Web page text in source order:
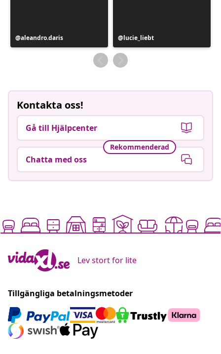
Inlägg
publicerat
aleandro.daris
Inlägg
publicerat
av
lucie_liebt
Kontakta oss!
Gå till Hjälpcenter
Rekommenderad
Chatta med oss
Lev stort for lite
Tillgängliga betalningsmetoder